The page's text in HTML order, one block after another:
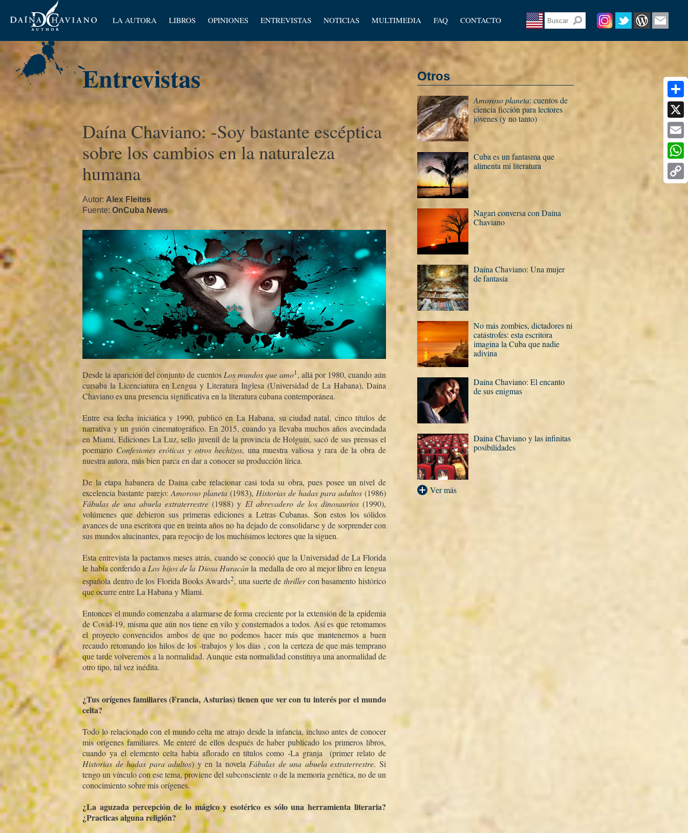
LA AUTORA LIBROS OPINIONES
Artículos
ENTREVISTAS NOTICIAS MULTIMEDIA FAQ CONTACTO
Entrevistas
Daí­na Chaviano: -Soy bastante escéptica
sobre los cambios en la naturaleza
humana 
Autor: Alex Fleites
Fuente:OnCuba News
Desde la aparición del conjunto de cuentos Los mundos que amo1, allá por 1980, cuando aún
cursaba la Licenciatura en Lengua y Literatura Inglesa (Universidad de La Habana), Daí­na
Chaviano es una presencia significativa en la literatura cubana contemporánea.
Entre esa fecha iniciática y 1990, publicó en La Habana, su ciudad natal, cinco tí­tulos de
narrativa y un guión cinematográfico. En 2015, cuando ya llevaba muchos años avecindada
en Miami, Ediciones La Luz, sello juvenil de la provincia de Holguí­n, sacó de sus prensas el
poemario Confesiones eróticas y otros hechizos, una muestra valiosa y rara de la obra de
nuestra autora, más bien parca en dar a conocer su producción lí­rica.
De la etapa habanera de Daí­na cabe relacionar casi toda su obra, pues posee un nivel de
excelencia bastante parejo:Amoroso planeta(1983), Historias de hadas para adultos(1986)
Fábulas de una abuela extraterrestre (1988) y El abrevadero de los dinosaurios(1990),
volúmenes que debieron sus primeras ediciones a Letras Cubanas. Son estos los sólidos
avances de una escritora que en treinta años no ha dejado de consolidarse y de sorprender con
sus mundos alucinantes, para regocijo de los muchí­simos lectores que la siguen.
Esta entrevista la pactamos meses atrás, cuando se conoció que la Universidad de La Florida
le habí­a conferido a Los hijos de la Diosa Huracánla medalla de oro al mejor libro en lengua
española dentro de los Florida Books Awards2, una suerte de thrillercon basamento histórico
que ocurre entre La Habana y Miami.
Entonces el mundo comenzaba a alarmarse de forma creciente por la extensión de la epidemia
de Covid-19, misma que aún nos tiene en vilo y consternados a todos. Así­ es que retomamos
el proyecto convencidos ambos de que no podemos hacer más que mantenernos a buen
recaudo retomando los hilos de los -trabajos y los dí­as , con la certeza de que más temprano
que tarde volveremos a la normalidad. Aunque esta normalidad constituya una anormalidad de
otro tipo, tal vez inédita.
¿Tus orí­genes familiares (Francia, Asturias) tienen que ver con tu interés por el mundo
celta?
Todo lo relacionado con el mundo celta me atrajo desde la infancia, incluso antes de conocer
mis orí­genes familiares. Me enteré de ellos después de haber publicado los primeros libros,
cuando ya el elemento celta habí­a aflorado en tí­tulos como -La granja  (primer relato de
Historias de hadas para adultos) y en la novelaFábulas de una abuela extraterrestre. Si
tengo un ví­nculo con ese tema, proviene del subconsciente o de la memoria genética, no de un
conocimiento sobre mis orí­genes.
¿La aguzada percepción de lo mágico y esotérico es sólo una herramienta literaria?
¿Practicas alguna religión?
Otros
Amoroso planeta: cuentos de
ciencia ficción para lectores
jóvenes (y no tanto)
Cuba es un fantasma que
alimenta mi literatura
Nagari conversa con Daí­na
Chaviano
Daí­na Chaviano: Una mujer
de fantasí­a
No más zombies, dictadores ni
catástrofes: esta escritora
imagina la Cuba que nadie
adivina
Daí­na Chaviano: El encanto
de sus enigmas
Daí­na Chaviano y las infinitas
posibilidades
Ver más
Share
X
Email